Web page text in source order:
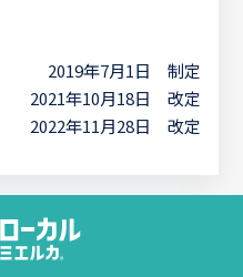
2019年7月1日 制定
2021年10月18日 改定
2022年11月28日 改定